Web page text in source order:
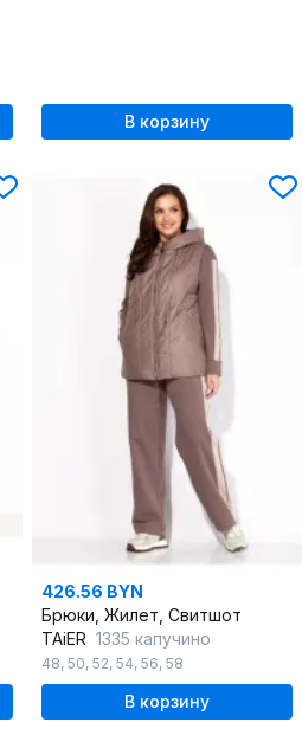
В корзину
426.56 BYN
Брюки, Жилет, Свитшот
TAiER 1335 капучино
48, 50, 52, 54, 56, 58
В корзину